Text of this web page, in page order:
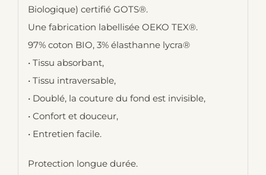
Biologique) certifié GOTS®.
Une fabrication labellisée OEKO TEX®.
97% coton BIO, 3% élasthanne lycra®
• Tissu absorbant,
• Tissu intraversable,
• Doublé, la couture du fond est invisible,
• Confort et douceur,
• Entretien facile.
Protection longue durée.